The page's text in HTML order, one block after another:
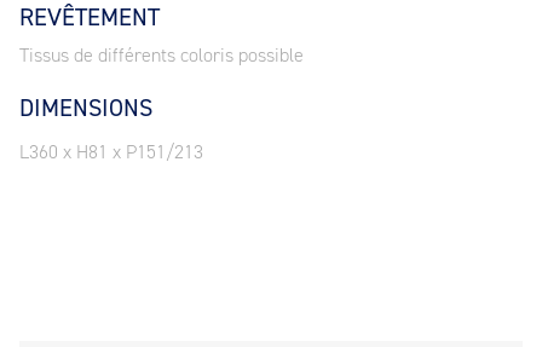
REVÊTEMENT
Tissus de différents coloris possible
DIMENSIONS
L360 x H81 x P151/213